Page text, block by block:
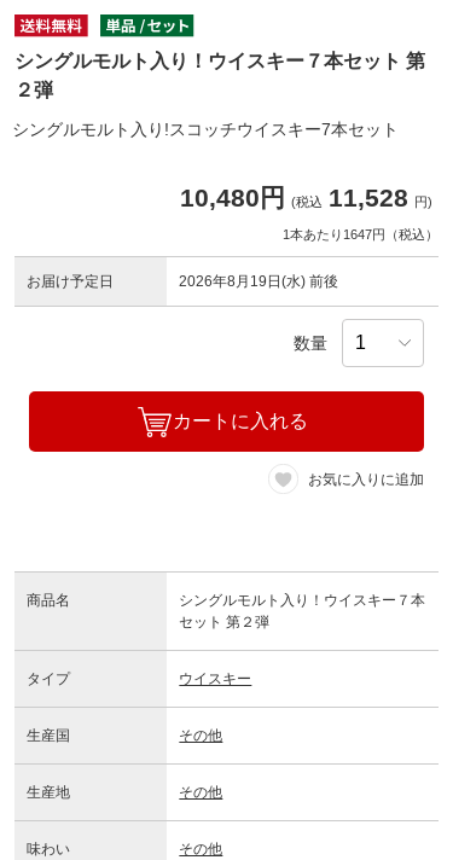
シングルモルト入り！ウイスキー７本セット 第
２弾
シングルモルト入り!スコッチウイスキー7本セット
10,480円 (税込 11,528 円)
1本あたり1647円（税込）
お届け予定日 2026年8月19日(水) 前後
数量
カートに入れる
お気に入りに追加
商品名
シングルモルト入り！ウイスキー７本
セット 第２弾
タイプ ウイスキー
生産国 その他
生産地 その他
味わい その他